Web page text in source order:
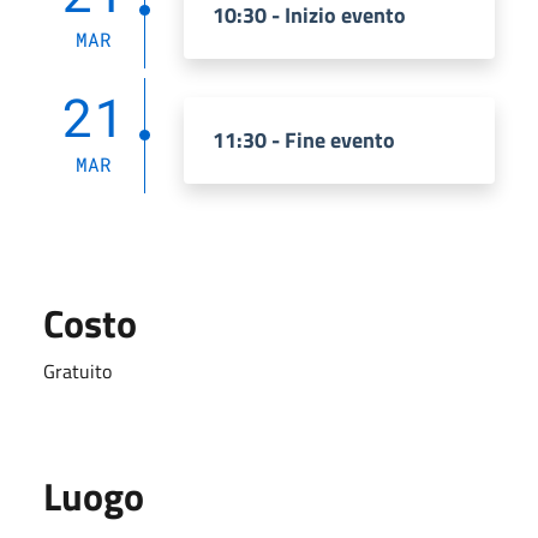
MAR
10:30 - Inizio evento
21
MAR
11:30 - Fine evento
Costo
Gratuito
Luogo